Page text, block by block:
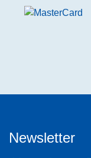
Newsletter